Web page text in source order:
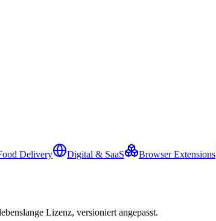
Delivery Digital & SaaS Browser Extensions
Lizenz, versioniert angepasst.